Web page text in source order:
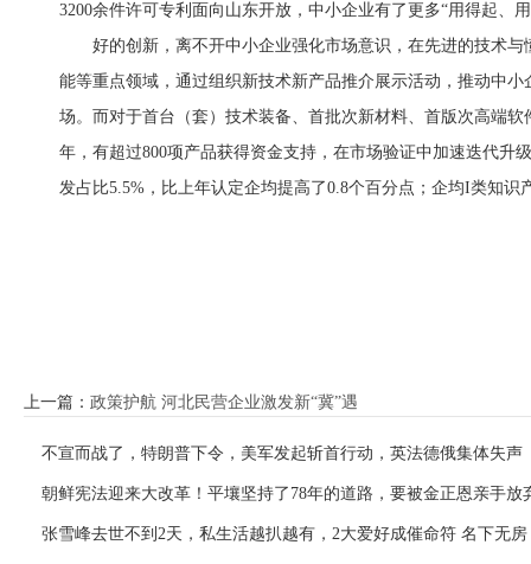
3200余件许可专利面向山东开放，中小企业有了更多“用得起、
好的创新，离不开中小企业强化市场意识，在先进的技术
能等重点领域，通过组织新技术新产品推介展示活动，推动中
场。而对于首台（套）技术装备、首批次新材料、首版次高端
年，有超过800项产品获得资金支持，在市场验证中加速迭代升
发占比5.5%，比上年认定企均提高了0.8个百分点；企均I类知识
上一篇： 政策护航 河北民营企业激发新“冀”遇
不宣而战了，特朗普下令，美军发起斩首行动，英法德俄集体失声
朝鲜宪法迎来大改革！平壤坚持了78年的道路，要被金正恩亲手放
张雪峰去世不到2天，私生活越扒越有，2大爱好成催命符 名下无房